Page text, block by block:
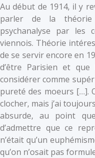
Au début de 1914, il y
parler de la
psychanalyse par les
viennois. Théorie
de se servir encore en
d’être Parisien et
considérer comme
pureté des moeurs […].
clocher, mais j’ai
absurde, au point
d’admettre que ce
n’était qu’un
qu’on n’osait pas